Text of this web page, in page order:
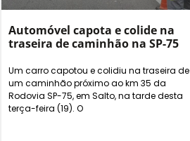
Automóvel capota e colide na
traseira de caminhão na SP-75
Um carro capotou e colidiu na traseira de
um caminhão próximo ao km 35 da
Rodovia SP-75, em Salto, na tarde desta
terça-feira (19). O